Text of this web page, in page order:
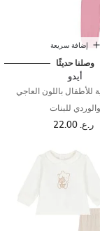
إضافة سريعة
وصلنا حديثًا
أيدو
للأطفال باللون العاجي
والوردي للبنات
ر.ع. 22.00